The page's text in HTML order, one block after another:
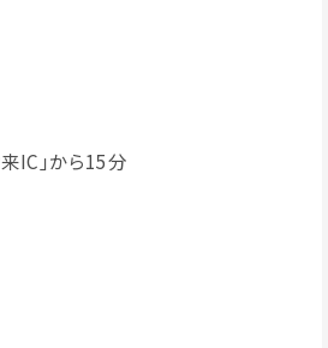
来IC」から15分